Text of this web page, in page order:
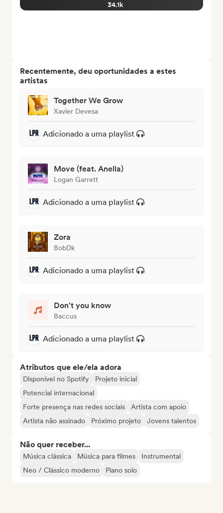
34.1k
Recentemente, deu oportunidades a estes
artistas
Together We Grow
Xavier Devesa
Adicionado a uma playlist
Move (feat. Anella)
Logan Garrett
Adicionado a uma playlist
Zora
BobDk
Adicionado a uma playlist
Don't you know
Baccus
Adicionado a uma playlist
Atributos que ele/ela adora
Disponível no Spotify
Projeto inicial
Potencial internacional
Forte presença nas redes sociais
Artista com apoio
Artista não assinado
Próximo projeto Jovens talentos
Não quer receber...
Música clássica Música para filmes
Instrumental
Neo / Clássico moderno
Piano solo